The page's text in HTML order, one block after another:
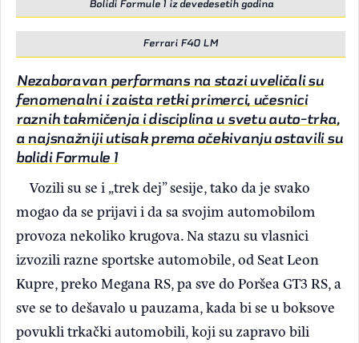
Bolidi Formule 1 iz devedesetih godina
Ferrari F40 LM
Nezaboravan performans na stazi uveličali su
fenomenalni i zaista retki primerci, učesnici
raznih takmičenja i disciplina u svetu auto-trka,
a najsnažniji utisak prema očekivanju ostavili su
bolidi Formule 1
Vozili su se i „trek dej” sesije, tako da je svako
mogao da se prijavi i da sa svojim automobilom
provoza nekoliko krugova. Na stazu su vlasnici
izvozili razne sportske automobile, od Seat Leon
Kupre, preko Megana RS, pa sve do Poršea GT3 RS, a
sve se to dešavalo u pauzama, kada bi se u boksove
povukli trkački automobili, koji su zapravo bili